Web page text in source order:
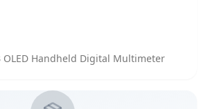
OLED Handheld Digital Multimeter